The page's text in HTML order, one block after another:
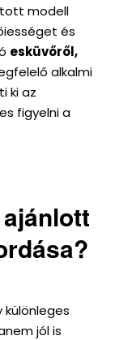
modell
és
esküvőről,
alkalmi
ki az
figyelni a
jól is